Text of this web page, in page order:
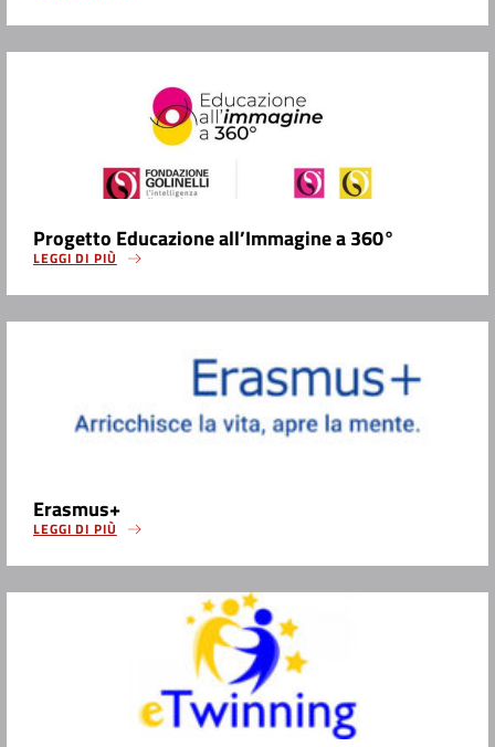
Progetto Educazione all’Immagine a 360°
LEGGI DI PIÙ
Erasmus+
LEGGI DI PIÙ